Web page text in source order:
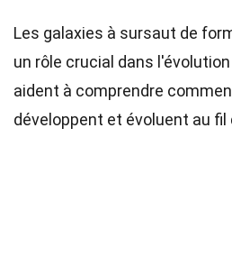
Les galaxies à sursaut de
un rôle crucial dans
aident à comprendre
développent et évoluent au fil